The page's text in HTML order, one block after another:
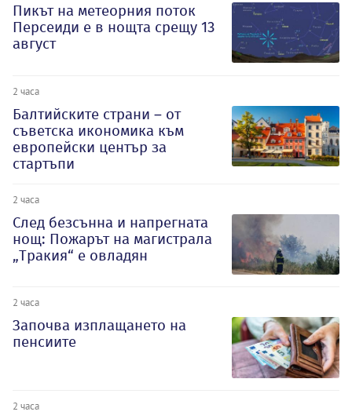
Пикът на метеорния поток
Персеиди е в нощта срещу 13
август
2 часа
Балтийските страни – от
съветска икономика към
европейски център за
стартъпи
2 часа
След безсънна и напрегната
нощ: Пожарът на магистрала
„Тракия“ е овладян
2 часа
Започва изплащането на
пенсиите
2 часа